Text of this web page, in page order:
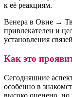
к её реакциям.
Венера в Овне →
привлекателен и
установления
Как это
Сегодняшние
особенно в
высоко оценено,